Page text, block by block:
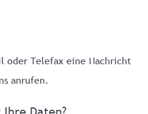
oder Telefax eine Nachricht
anrufen.